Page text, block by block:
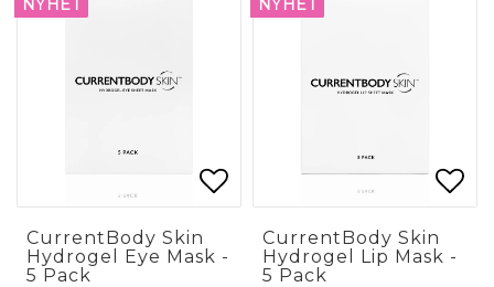
Lägg till i
Lägg till i
CurrentBody Skin
Hydrogel Eye Mask -
5 Pack
CurrentBody Skin
Hydrogel Lip Mask -
5 Pack